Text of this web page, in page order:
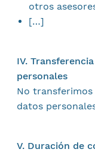
otros
[…]
IV.
personales
No
datos
V. Duración de